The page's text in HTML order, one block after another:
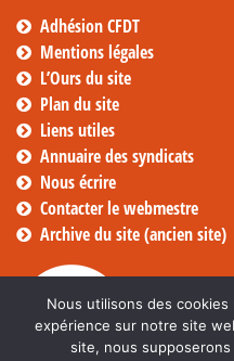
Adhésion CFDT
Mentions légales
L’Ours du site
Plan du site
Liens utiles
Annuaire des syndicats
Nous écrire
Contacter le webmestre
Archive du site (ancien site)
Nous utilisons des
expérience sur notre site
site, nous